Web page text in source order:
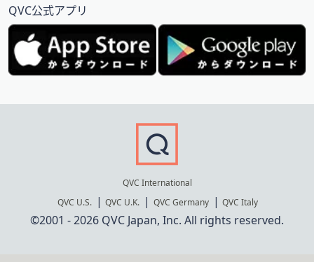
QVC公式アプリ
QVC International
QVC U.S.
QVC U.K. QVC Germany QVC Italy
©2001 - 2026 QVC Japan, Inc. All rights reserved.